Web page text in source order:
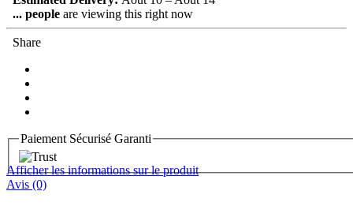
... people are viewing this right now
Share
Paiement Sécurisé Garanti
Afficher les informations sur le produit
Avis (0)